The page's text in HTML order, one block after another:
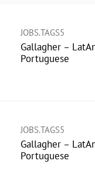
JOBS.TAGS5
Gallagher –
Portuguese
JOBS.TAGS5
Gallagher –
Portuguese